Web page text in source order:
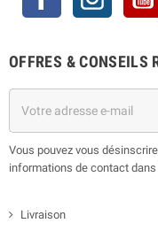
OFFRES & CONSEILS
Vous pouvez vous
informations de contact
Livraison